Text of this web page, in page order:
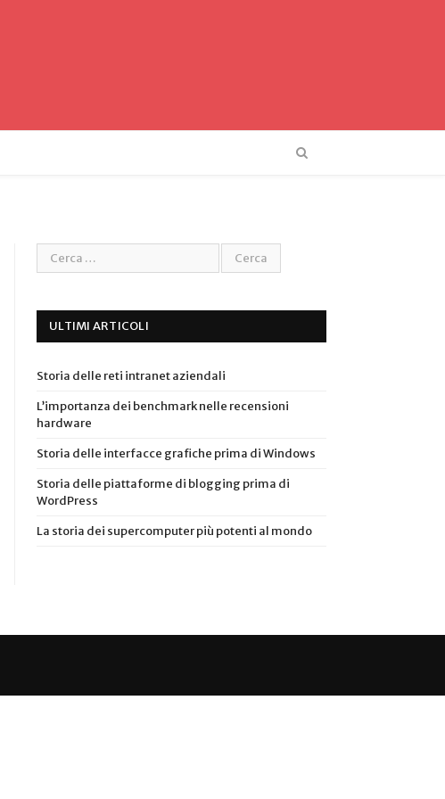
ULTIMI ARTICOLI
Storia delle reti intranet aziendali
L’importanza dei benchmark nelle recensioni
hardware
Storia delle interfacce grafiche prima di Windows
Storia delle piattaforme di blogging prima di
WordPress
La storia dei supercomputer più potenti al mondo